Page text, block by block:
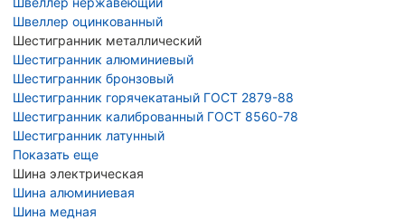
Швеллер оцинкованный
Шестигранник металлический
Шестигранник алюминиевый
Шестигранник бронзовый
Шестигранник горячекатаный ГОСТ 2879-88
Шестигранник калиброванный ГОСТ 8560-78
Шестигранник латунный
Показать еще
Шина электрическая
Шина алюминиевая
Шина медная